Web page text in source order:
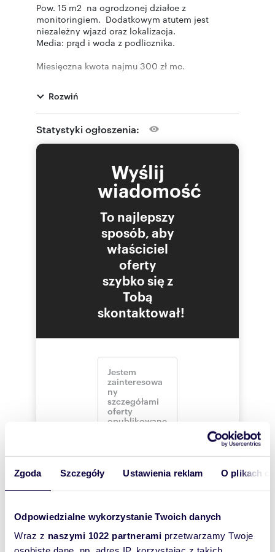
Zgoda Szczegóły Ustawienia reklam O plikach
Odpowiedzialne wykorzystanie Twoich danych
Wraz z naszymi 1022 partnerami przetwarzamy Twoje
Pow. 15 m2 na ogrodzonej działce z
monitoringiem. Dodatkowym atutem jest
niezależny wjazd oraz lokalizacja.
Media: prąd i woda z podlicznika.
Miesięczna kwota najmu 300 zł mc.
--------------------------
Opis oferty zawarty na stronie internetowej
sporządzany jest na podstawie oględzin
nieruchomości oraz informacji uzyskanych od
właściciela, może podlegać aktualizacji i nie
Oferta wysłana z systemu Galactica Virgo
Numer oferty: CNT-BW-569
Rozwiń
Statystyki ogłoszenia:
Wyślij
wiadomość
To najlepszy
sposób, aby
właściciel
oferty
szybko się z
Tobą
skontaktował!
Interesują mnie